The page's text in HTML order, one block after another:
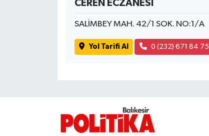
CEREN ECZANESİ
SALİMBEY MAH. 42/1 SOK. NO:1/A
Yol Tarifi Al 0 (232) 671 84 75
KÜLTÜR-SANAT